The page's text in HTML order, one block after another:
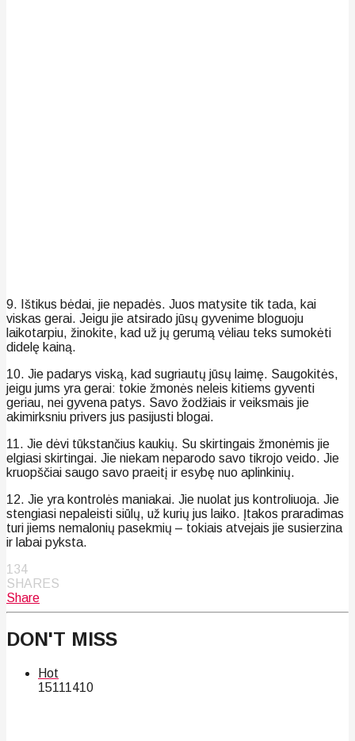
9. Ištikus bėdai, jie nepadės. Juos matysite tik tada, kai
viskas gerai. Jeigu jie atsirado jūsų gyvenime bloguoju
laikotarpiu, žinokite, kad už jų gerumą vėliau teks sumokėti
didelę kainą.
10. Jie padarys viską, kad sugriautų jūsų laimę. Saugokitės,
jeigu jums yra gerai: tokie žmonės neleis kitiems gyventi
geriau, nei gyvena patys. Savo žodžiais ir veiksmais jie
akimirksniu privers jus pasijusti blogai.
11. Jie dėvi tūkstančius kaukių. Su skirtingais žmonėmis jie
elgiasi skirtingai. Jie niekam neparodo savo tikrojo veido. Jie
kruopščiai saugo savo praeitį ir esybę nuo aplinkinių.
12. Jie yra kontrolės maniakai. Jie nuolat jus kontroliuoja. Jie
stengiasi nepaleisti siūlų, už kurių jus laiko. Įtakos praradimas
turi jiems nemalonių pasekmių – tokiais atvejais jie susierzina
ir labai pyksta.
134
SHARES
Share
DON'T MISS
Hot
151 11410